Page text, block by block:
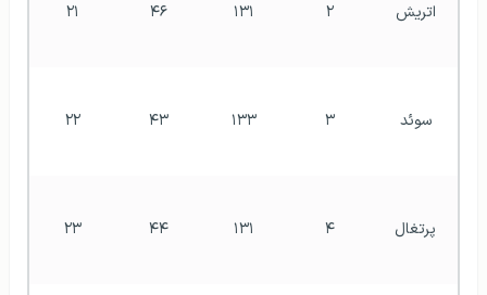
اتریش ۲ ۱۳۱ ۴۶ ۲۱
سوئد ۳ ۱۳۳ ۴۳ ۲۲
پرتغال ۴ ۱۳۱ ۴۴ ۲۳